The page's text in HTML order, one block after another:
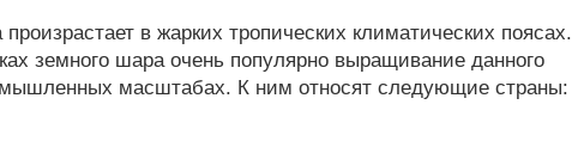
произрастает в жарких тропических климатических поясах.
земного шара очень популярно выращивание данного
масштабах. К ним относят следующие страны: